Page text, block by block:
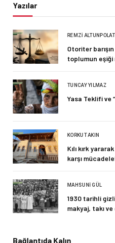
Yazılar
REMZI ALTUNPOLAT
Otoriter
toplumun eşiği
TUNCAY YILMAZ
Yasa Teklifi ve
KORKUT AKIN
Kılı kırk
karşı
MAHSUNI GÜL
1930 tarihli
makyaj, takı
Bağlantıda Kalın